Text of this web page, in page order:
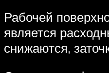
Рабочей
является
снижаются,